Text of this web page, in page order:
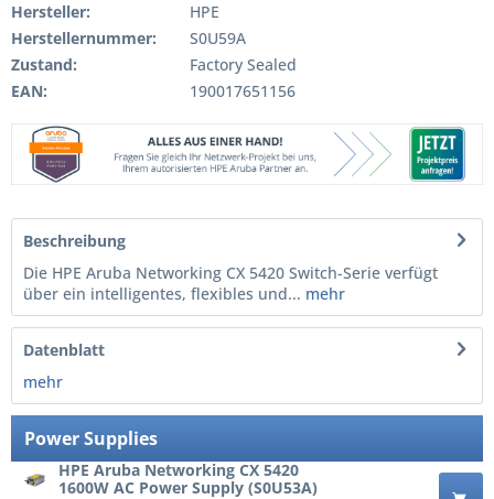
Hersteller:
HPE
Herstellernummer:
S0U59A
Zustand:
Factory Sealed
EAN:
190017651156
Beschreibung
Die HPE Aruba Networking CX 5420 Switch-Serie verfügt
über ein intelligentes, flexibles und... mehr
Datenblatt
mehr
Power Supplies
HPE Aruba Networking CX 5420
1600W AC Power Supply (S0U53A)